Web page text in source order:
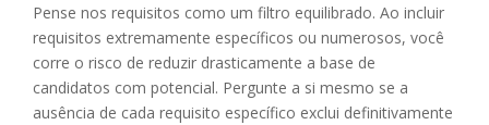
Pense nos requisitos como um filtro equilibrado. Ao incluir
requisitos extremamente específicos ou numerosos, você
corre o risco de reduzir drasticamente a base de
candidatos com potencial. Pergunte a si mesmo se a
ausência de cada requisito específico exclui definitivamente